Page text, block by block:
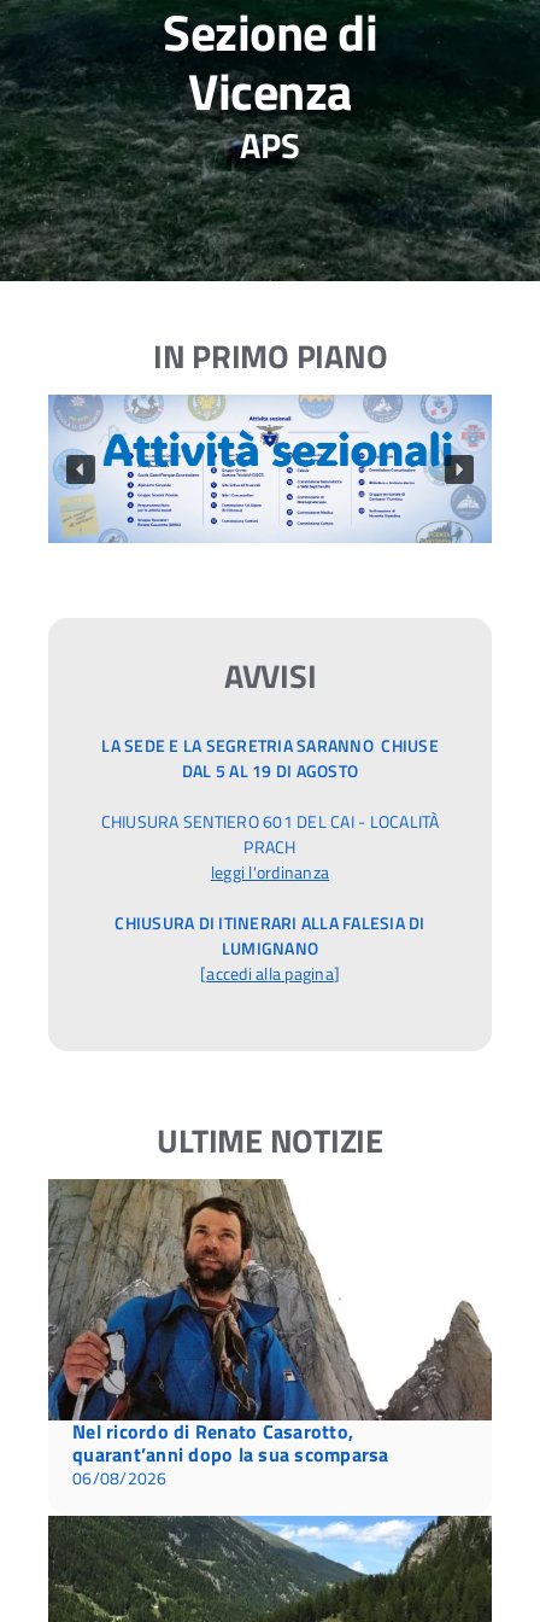
Sezione di
Vicenza
APS
IN PRIMO PIANO
AVVISI
LA SEDE E LA SEGRETRIA SARANNO CHIUSE
DAL 5 AL 19 DI AGOSTO
CHIUSURA SENTIERO 601 DEL CAI - LOCALITÀ
PRACH
leggi l'ordinanza
CHIUSURA DI ITINERARI ALLA FALESIA DI
LUMIGNANO
[accedi alla pagina]
ULTIME NOTIZIE
Nel ricordo di Renato Casarotto,
quarant’anni dopo la sua scomparsa
06/08/2026